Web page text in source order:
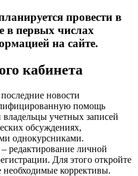
провести в
в первых числах
на сайте.
кабинета
новости
помощь
учетных записей
обсуждениях,
однокурсниками.
редактирование личной
Для этого откройте
необходимые коррективы.